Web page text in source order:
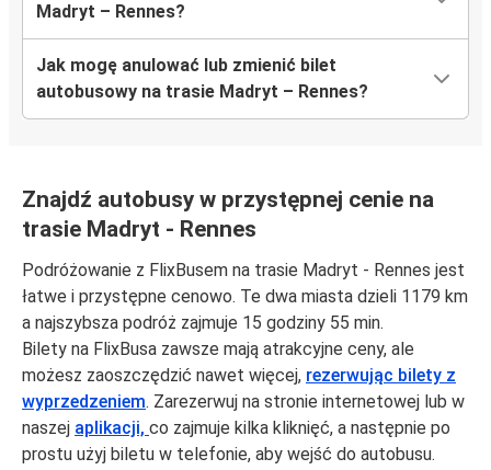
Madryt – Rennes?
Jak mogę anulować lub zmienić bilet
autobusowy na trasie Madryt – Rennes?
Znajdź autobusy w przystępnej cenie na
trasie Madryt - Rennes
Podróżowanie z FlixBusem na trasie Madryt - Rennes jest
łatwe i przystępne cenowo. Te dwa miasta dzieli 1179 km
a najszybsza podróż zajmuje 15 godziny 55 min.
Bilety na FlixBusa zawsze mają atrakcyjne ceny, ale
możesz zaoszczędzić nawet więcej, rezerwując bilety z
wyprzedzeniem. Zarezerwuj na stronie internetowej lub w
naszej aplikacji, co zajmuje kilka kliknięć, a następnie po
prostu użyj biletu w telefonie, aby wejść do autobusu.